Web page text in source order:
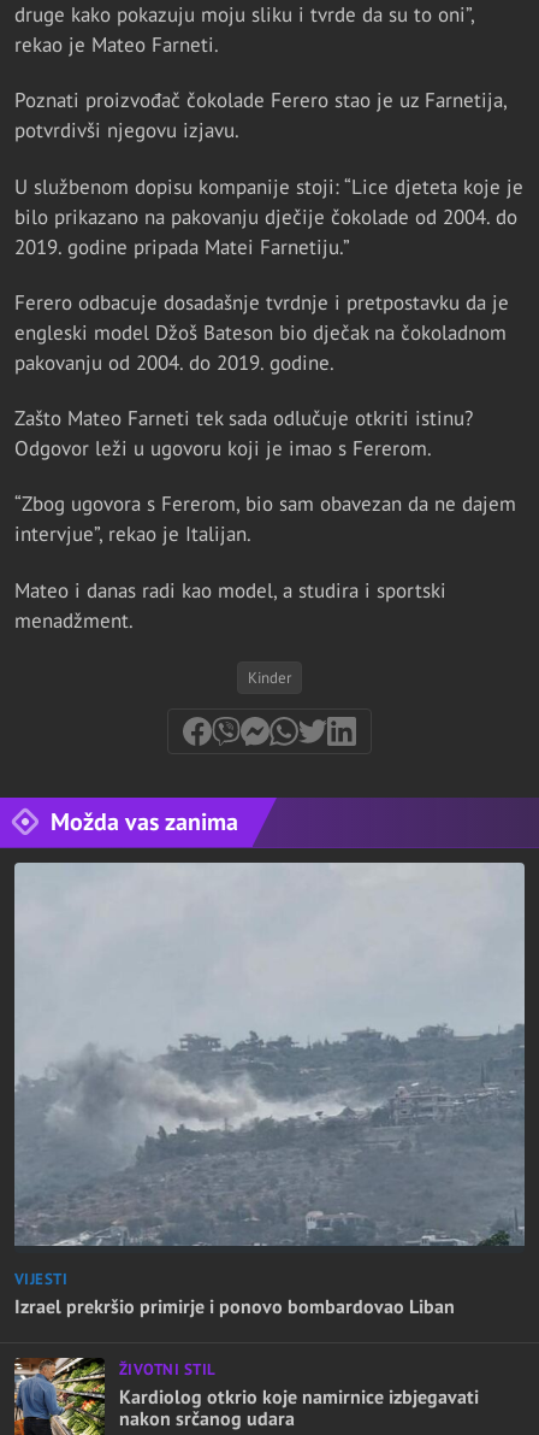
druge kako pokazuju moju sliku i tvrde da su to oni”,
rekao je Mateo Farneti.
Poznati proizvođač čokolade Ferero stao je uz Farnetija,
potvrdivši njegovu izjavu.
U službenom dopisu kompanije stoji: “Lice djeteta koje je
bilo prikazano na pakovanju dječije čokolade od 2004. do
2019. godine pripada Matei Farnetiju.”
Ferero odbacuje dosadašnje tvrdnje i pretpostavku da je
engleski model Džoš Bateson bio dječak na čokoladnom
pakovanju od 2004. do 2019. godine.
Zašto Mateo Farneti tek sada odlučuje otkriti istinu?
Odgovor leži u ugovoru koji je imao s Fererom.
“Zbog ugovora s Fererom, bio sam obavezan da ne dajem
intervjue”, rekao je Italijan.
Mateo i danas radi kao model, a studira i sportski
menadžment.
Kinder
Možda vas zanima
VIJESTI
Izrael prekršio primirje i ponovo bombardovao Liban
ŽIVOTNI STIL
Kardiolog otkrio koje namirnice izbjegavati
nakon srčanog udara